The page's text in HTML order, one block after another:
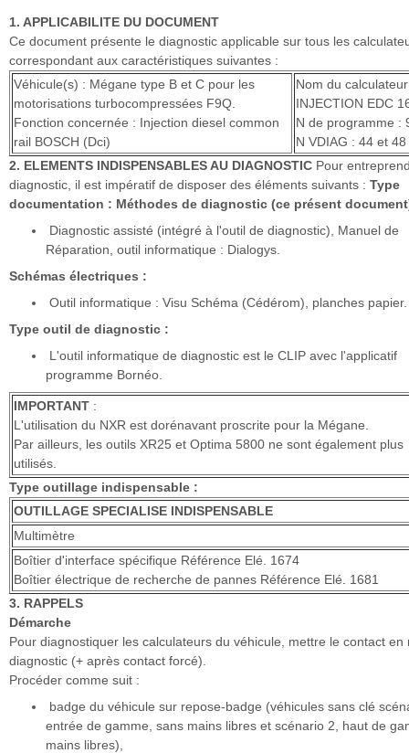
1. APPLICABILITE DU DOCUMENT
Ce document présente le diagnostic applicable sur tous les
correspondant aux caractéristiques suivantes :
Véhicule(s) : Mégane type B et C pour les
motorisations turbocompressées F9Q.
Fonction concernée : Injection diesel common
rail BOSCH (Dci)
Nom du
INJECTION EDC
N de programme :
N VDIAG : 44 et 48
2. ELEMENTS INDISPENSABLES AU DIAGNOSTIC Pour
diagnostic, il est impératif de disposer des éléments suivants : Type
documentation : Méthodes de diagnostic (ce présent
Diagnostic assisté (intégré à l'outil de diagnostic), Manuel de
Réparation, outil informatique : Dialogys.
Schémas électriques :
Outil informatique : Visu Schéma (Cédérom), planches papier.
Type outil de diagnostic :
L'outil informatique de diagnostic est le CLIP avec l'applicatif
programme Bornéo.
IMPORTANT :
L'utilisation du NXR est dorénavant proscrite pour la Mégane.
Par ailleurs, les outils XR25 et Optima 5800 ne sont également plus
utilisés.
Type outillage indispensable :
OUTILLAGE SPECIALISE INDISPENSABLE
Multimètre
Boîtier d'interface spécifique Référence Elé. 1674
Boîtier électrique de recherche de pannes Référence Elé. 1681
3. RAPPELS
Démarche
Pour diagnostiquer les calculateurs du véhicule, mettre le contact en
diagnostic (+ après contact forcé).
Procéder comme suit :
badge du véhicule sur repose-badge (véhicules sans clé
entrée de gamme, sans mains libres et scénario 2, haut de
mains libres),